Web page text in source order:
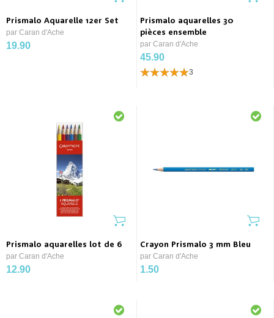
Prismalo Aquarelle 12er Set
par Caran d'Ache
19.90
Prismalo aquarelles 30
pièces ensemble
par Caran d'Ache
45.90
3
Prismalo aquarelles lot de 6
par Caran d'Ache
12.90
Crayon Prismalo 3 mm Bleu
par Caran d'Ache
1.50